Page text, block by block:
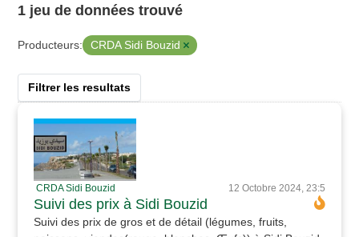
1 jeu de données trouvé
Producteurs: CRDA Sidi Bouzid
Filtrer les resultats
CRDA Sidi Bouzid 12 Octobre 2024, 23:5
Suivi des prix à Sidi Bouzid
Suivi des prix de gros et de détail (légumes, fruits,